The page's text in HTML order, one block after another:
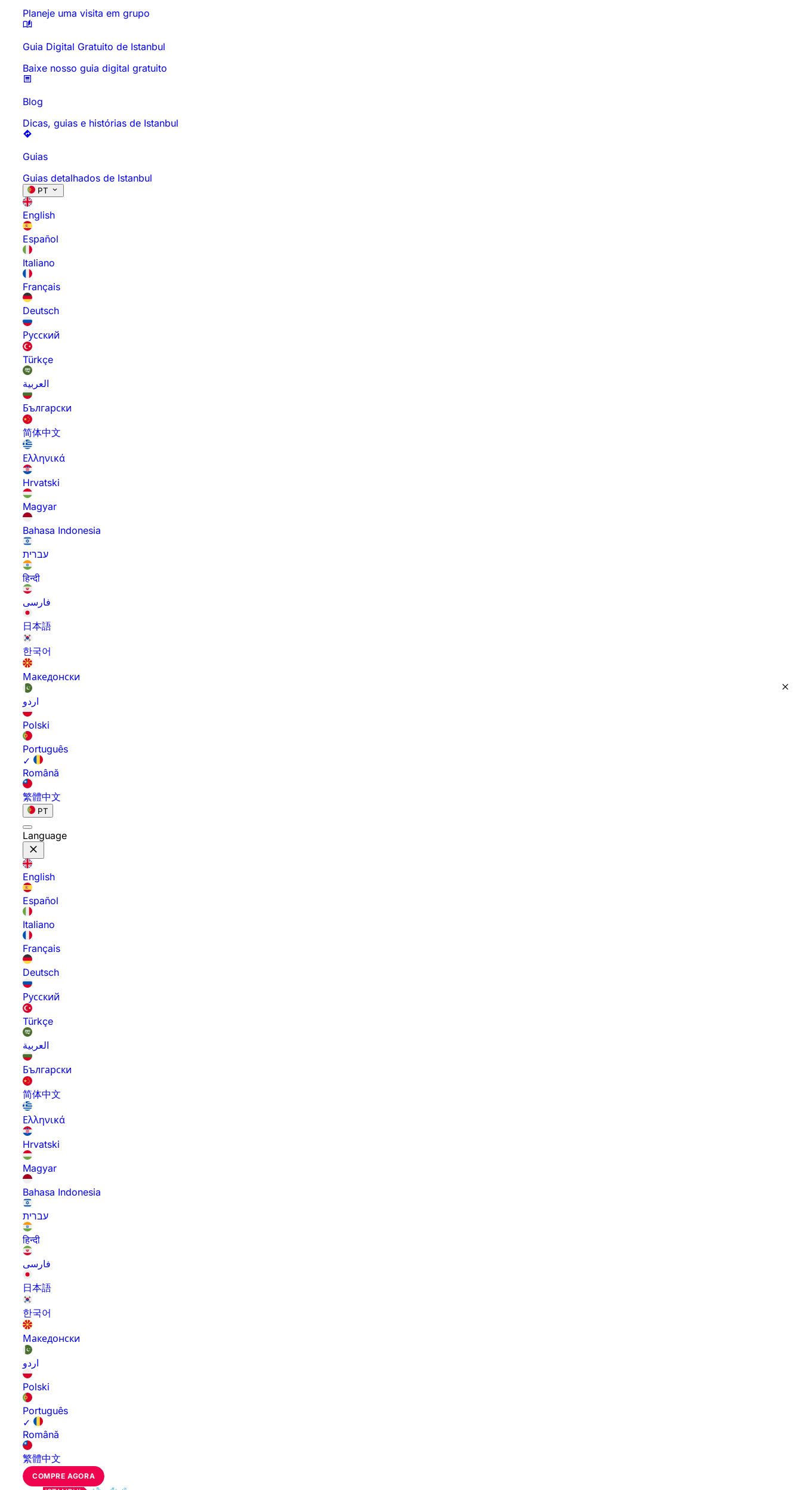
Planeje uma visita em grupo
Guia Digital Gratuito de Istanbul
Baixe nosso guia digital gratuito
Blog
Dicas, guias e histórias de Istanbul
Guias
Guias detalhados de Istanbul
PT
English
Español
Italiano
Français
Deutsch
Русский
Türkçe
العربية
Български
简体中文
Ελληνικά
Hrvatski
Magyar
Bahasa Indonesia
עברית
हिन्दी
فارسی
日本語
한국어
Македонски
اردو
Polski
Português
✓
Română
繁體中文
PT
Language
English
Español
Italiano
Français
Deutsch
Русский
Türkçe
العربية
Български
简体中文
Ελληνικά
Hrvatski
Magyar
Bahasa Indonesia
עברית
हिन्दी
فارسی
日本語
한국어
Македонски
اردو
Polski
Português
✓
Română
繁體中文
COMPRE AGORA